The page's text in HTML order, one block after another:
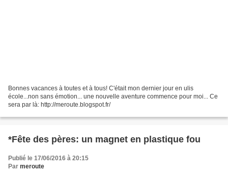
Bonnes vacances à toutes et à tous! C'était mon dernier jour en ulis
école...non sans émotion... une nouvelle aventure commence pour moi... Ce
sera par là: http://meroute.blogspot.fr/
*Fête des pères: un magnet en plastique fou
Publié le 17/06/2016 à 20:15
Par meroute